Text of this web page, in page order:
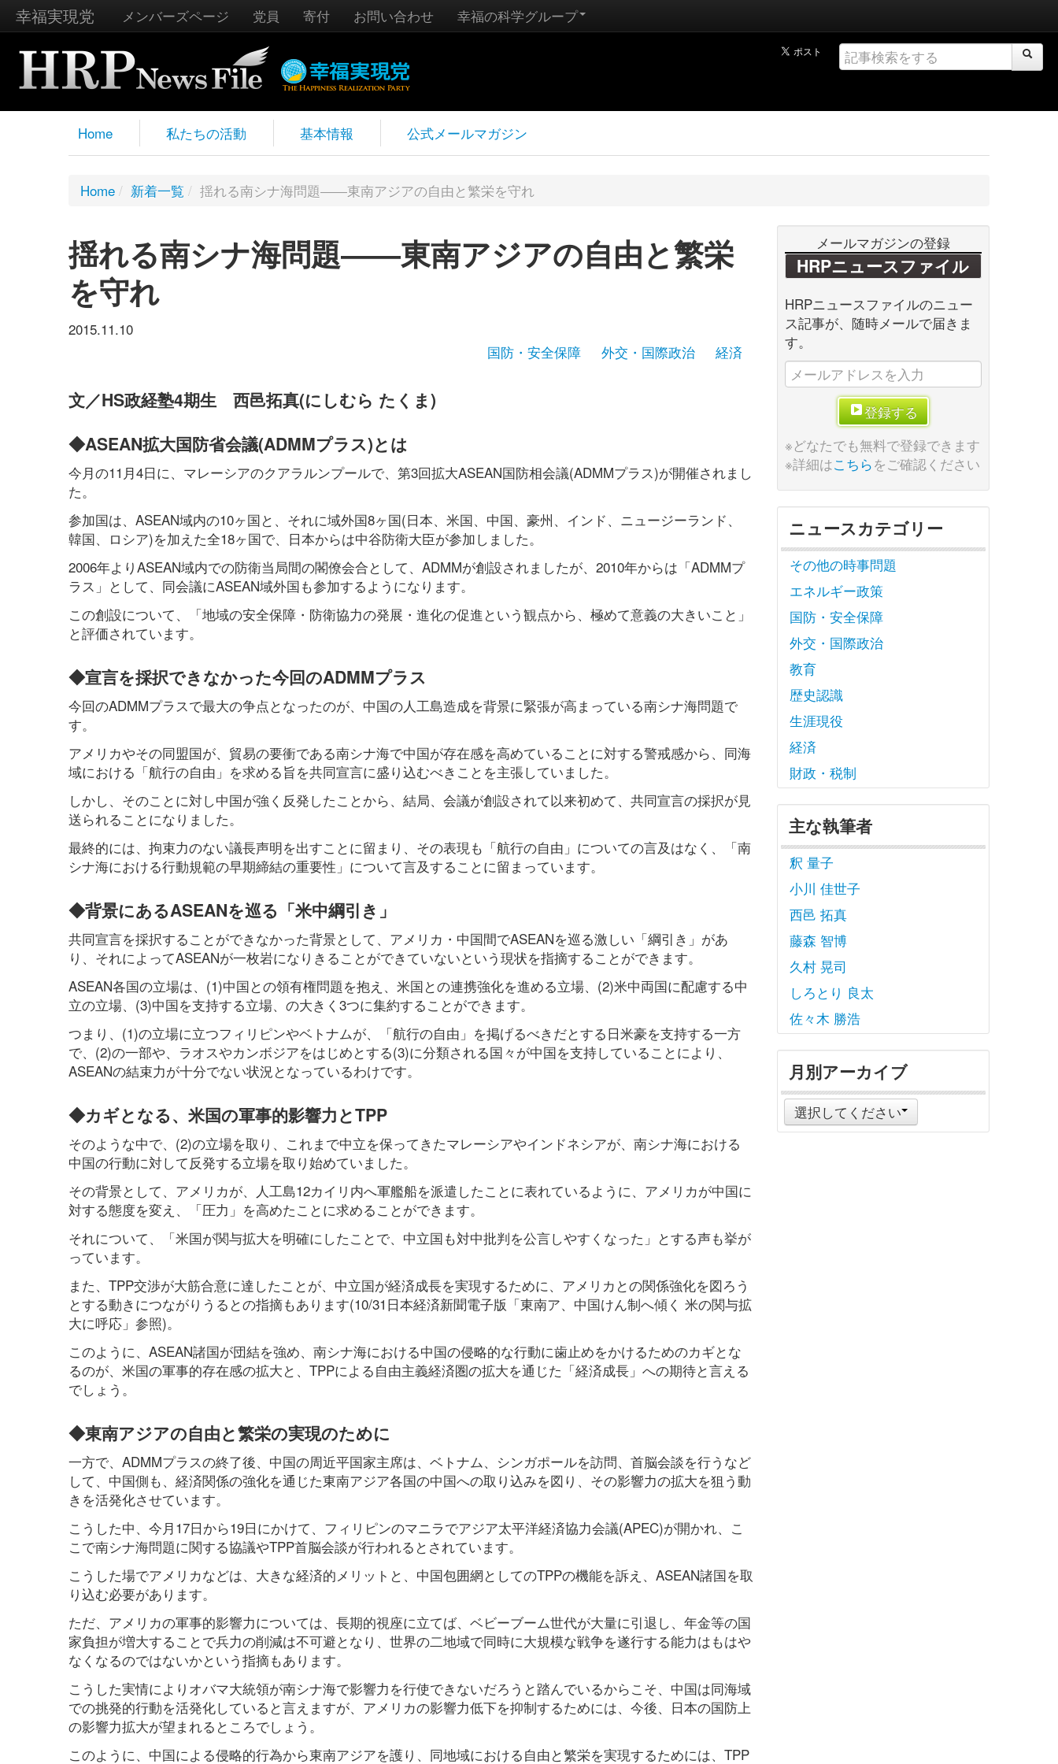
幸福実現党 メンバーズページ 党員 寄付 お問い合わせ 幸福の科学グループ
Home 私たちの活動 基本情報 公式メールマガジン
Home / 新着一覧 / 揺れる南シナ海問題――東南アジアの自由と繁栄を守れ
揺れる南シナ海問題――東南アジアの自由と繁栄
を守れ
2015.11.10
国防・安全保障
外交・国際政治 経済
文／HS政経塾4期生 西邑拓真(にしむら たくま)
◆ASEAN拡大国防省会議(ADMMプラス)とは
今月の11月4日に、マレーシアのクアラルンプールで、第3回拡大ASEAN国防相会議(ADMMプラス)が開催されまし
た。
参加国は、ASEAN域内の10ヶ国と、それに域外国8ヶ国(日本、米国、中国、豪州、インド、ニュージーランド、
韓国、ロシア)を加えた全18ヶ国で、日本からは中谷防衛大臣が参加しました。
2006年よりASEAN域内での防衛当局間の閣僚会合として、ADMMが創設されましたが、2010年からは「ADMMプ
ラス」として、同会議にASEAN域外国も参加するようになります。
この創設について、「地域の安全保障・防衛協力の発展・進化の促進という観点から、極めて意義の大きいこと」
と評価されています。
◆宣言を採択できなかった今回のADMMプラス
今回のADMMプラスで最大の争点となったのが、中国の人工島造成を背景に緊張が高まっている南シナ海問題で
す。
アメリカやその同盟国が、貿易の要衝である南シナ海で中国が存在感を高めていることに対する警戒感から、同海
域における「航行の自由」を求める旨を共同宣言に盛り込むべきことを主張していました。
しかし、そのことに対し中国が強く反発したことから、結局、会議が創設されて以来初めて、共同宣言の採択が見
送られることになりました。
最終的には、拘束力のない議長声明を出すことに留まり、その表現も「航行の自由」についての言及はなく、「南
シナ海における行動規範の早期締結の重要性」について言及することに留まっています。
◆背景にあるASEANを巡る「米中綱引き」
共同宣言を採択することができなかった背景として、アメリカ・中国間でASEANを巡る激しい「綱引き」があ
り、それによってASEANが一枚岩になりきることができていないという現状を指摘することができます。
ASEAN各国の立場は、(1)中国との領有権問題を抱え、米国との連携強化を進める立場、(2)米中両国に配慮する中
立の立場、(3)中国を支持する立場、の大きく3つに集約することができます。
つまり、(1)の立場に立つフィリピンやベトナムが、「航行の自由」を掲げるべきだとする日米豪を支持する一方
で、(2)の一部や、ラオスやカンボジアをはじめとする(3)に分類される国々が中国を支持していることにより、
ASEANの結束力が十分でない状況となっているわけです。
◆カギとなる、米国の軍事的影響力とTPP
そのような中で、(2)の立場を取り、これまで中立を保ってきたマレーシアやインドネシアが、南シナ海における
中国の行動に対して反発する立場を取り始めていました。
その背景として、アメリカが、人工島12カイリ内へ軍艦船を派遣したことに表れているように、アメリカが中国に
対する態度を変え、「圧力」を高めたことに求めることができます。
それについて、「米国が関与拡大を明確にしたことで、中立国も対中批判を公言しやすくなった」とする声も挙が
っています。
また、TPP交渉が大筋合意に達したことが、中立国が経済成長を実現するために、アメリカとの関係強化を図ろう
とする動きにつながりうるとの指摘もあります(10/31日本経済新聞電子版「東南ア、中国けん制へ傾く 米の関与拡
大に呼応」参照)。
このように、ASEAN諸国が団結を強め、南シナ海における中国の侵略的な行動に歯止めをかけるためのカギとな
るのが、米国の軍事的存在感の拡大と、TPPによる自由主義経済圏の拡大を通じた「経済成長」への期待と言える
でしょう。
◆東南アジアの自由と繁栄の実現のために
一方で、ADMMプラスの終了後、中国の周近平国家主席は、ベトナム、シンガポールを訪問、首脳会談を行うなど
して、中国側も、経済関係の強化を通じた東南アジア各国の中国への取り込みを図り、その影響力の拡大を狙う動
きを活発化させています。
こうした中、今月17日から19日にかけて、フィリピンのマニラでアジア太平洋経済協力会議(APEC)が開かれ、こ
こで南シナ海問題に関する協議やTPP首脳会談が行われるとされています。
こうした場でアメリカなどは、大きな経済的メリットと、中国包囲網としてのTPPの機能を訴え、ASEAN諸国を取
り込む必要があります。
ただ、アメリカの軍事的影響力については、長期的視座に立てば、ベビーブーム世代が大量に引退し、年金等の国
家負担が増大することで兵力の削減は不可避となり、世界の二地域で同時に大規模な戦争を遂行する能力はもはや
なくなるのではないかという指摘もあります。
こうした実情によりオバマ大統領が南シナ海で影響力を行使できないだろうと踏んでいるからこそ、中国は同海域
での挑発的行動を活発化していると言えますが、アメリカの影響力低下を抑制するためには、今後、日本の国防上
の影響力拡大が望まれるところでしょう。
このように、中国による侵略的行為から東南アジアを護り、同地域における自由と繁栄を実現するためには、TPP
メールマガジンの登録
HRPニュースファイル
HRPニュースファイルのニュー
ス記事が、随時メールで届きま
す。
登録する
※どなたでも無料で登録できます
※詳細はこちらをご確認ください
ニュースカテゴリー
その他の時事問題
エネルギー政策
国防・安全保障
外交・国際政治
教育
歴史認識
生涯現役
経済
財政・税制
主な執筆者
釈 量子
小川 佳世子
西邑 拓真
藤森 智博
久村 晃司
しろとり 良太
佐々木 勝浩
月別アーカイブ
選択してください